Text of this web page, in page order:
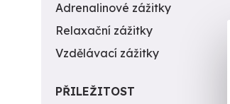
Adrenalinové zážitky
Relaxační zážitky
Vzdělávací zážitky
PŘILEŽITOST